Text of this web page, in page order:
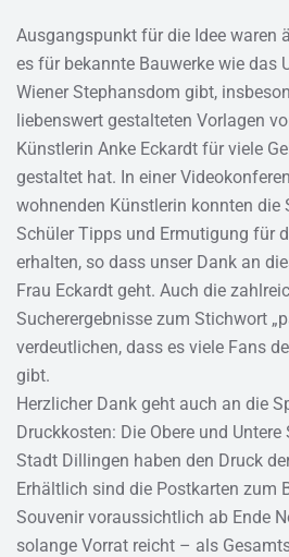
Ausgangspunkt für die Idee waren
es für bekannte Bauwerke wie das
Wiener Stephansdom gibt,
liebenswert gestalteten Vorlagen
Künstlerin Anke Eckardt für viele
gestaltet hat. In einer
wohnenden Künstlerin konnten die
Schüler Tipps und Ermutigung für
erhalten, so dass unser Dank an
Frau Eckardt geht. Auch die
Sucherergebnisse zum Stichwort
verdeutlichen, dass es viele Fans
gibt.
Herzlicher Dank geht auch an die
Druckkosten: Die Obere und
Stadt Dillingen haben den Druck
Erhältlich sind die Postkarten zum
Souvenir voraussichtlich ab Ende
solange Vorrat reicht – als